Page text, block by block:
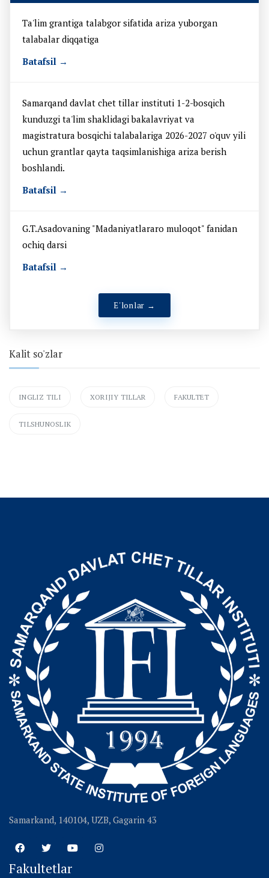
Ta'lim grantiga talabgor sifatida ariza yuborgan
talabalar diqqatiga
Batafsil →
Samarqand davlat chet tillar instituti 1-2-bosqich
kunduzgi ta'lim shaklidagi bakalavriyat va
magistratura bosqichi talabalariga 2026-2027 o'quv yili
uchun grantlar qayta taqsimlanishiga ariza berish
boshlandi.
Batafsil →
G.T.Asadovaning "Madaniyatlararo muloqot" fanidan
ochiq darsi
Batafsil →
E'lonlar →
Kalit so'zlar
INGLIZ TILI XORIJIY TILLAR FAKULTET
TILSHUNOSLIK
Samarkand, 140104, UZB, Gagarin 43
Fakultetlar